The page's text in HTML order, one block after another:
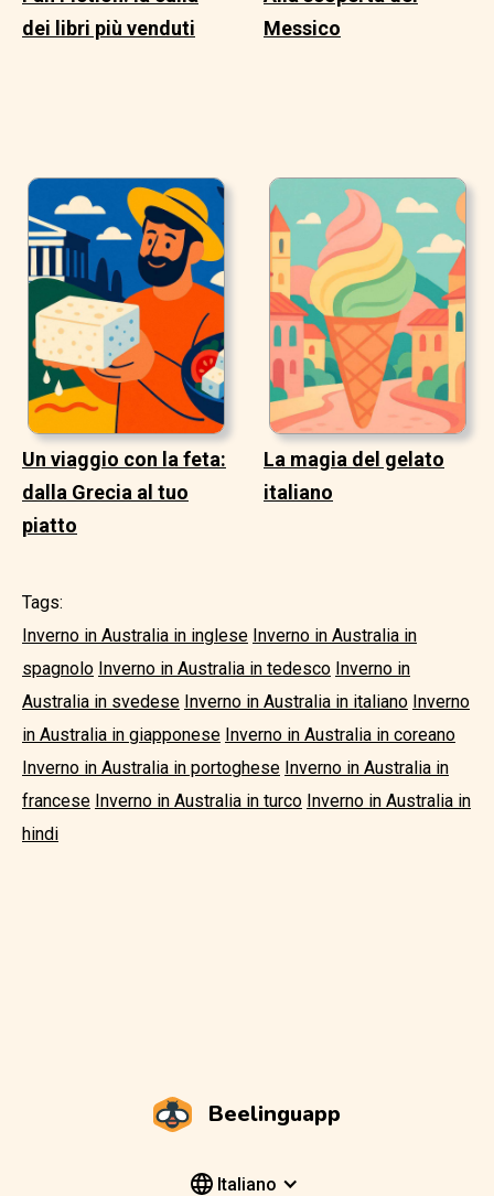
dei libri più venduti
Messico
Un viaggio con la feta:
dalla Grecia al tuo
piatto
La magia del gelato
italiano
Tags:
Inverno in Australia in inglese Inverno in Australia in
spagnolo Inverno in Australia in tedesco Inverno in
Australia in svedese Inverno in Australia in italiano Inverno
in Australia in giapponese Inverno in Australia in coreano
Inverno in Australia in portoghese Inverno in Australia in
francese Inverno in Australia in turco Inverno in Australia in
hindi
Beelinguapp
Italiano